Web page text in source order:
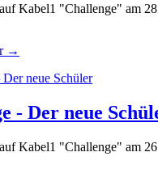
Kabel1 "Challenge" am
→
- Der neue
Kabel1 "Challenge" am